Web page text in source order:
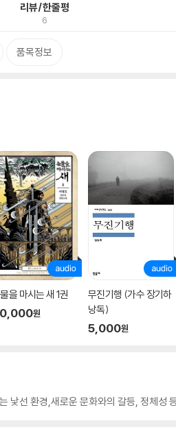
리뷰/한줄평
6
품목정보
을 마시는 새 1권
원
무진기행 (가수 장기하
낭독)
5,000원
선 환경,새로운 문화와의 갈등, 정체성